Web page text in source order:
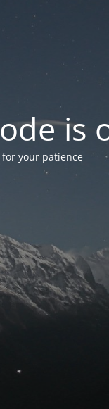
is
your patience!